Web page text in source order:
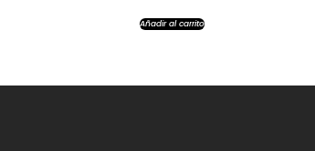
Añadir al carrito